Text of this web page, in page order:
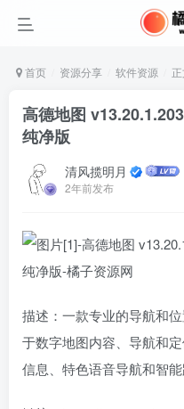
首页 资源分享 软件资源
高德地图
纯净版
清风揽明月
2年前发布
描述：一款专业的导航和
于数字地图内容、导航和
信息、特色语音导航和智能